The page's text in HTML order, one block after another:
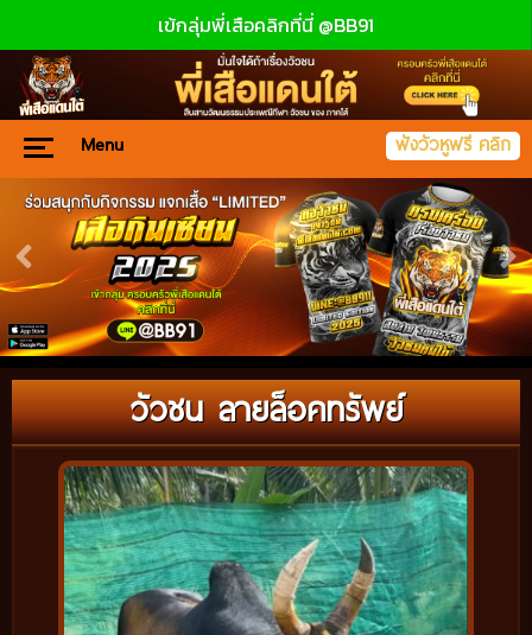
เข้กลุ่มพี่เสือคลิกที่นี่ @BB91
Menu ฟังวัวหูฟรี คลิก
วัวชน ลายล็อคทรัพย์